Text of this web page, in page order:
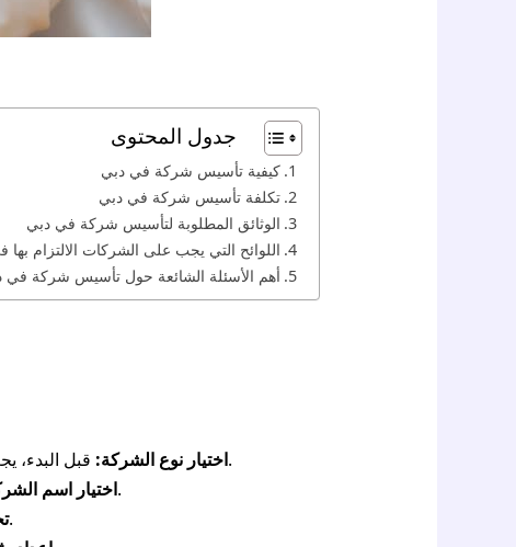
جدول المحتوى
كيفية تأسيس شركة في دبي
تكلفة تأسيس شركة في دبي
الوثائق المطلوبة لتأسيس شركة في دبي
اللوائح التي يجب على الشركات الالتزام
أهم الأسئلة الشائعة حول تأسيس شركة في
اختيار نوع الشركة:قبل البدء، يجب تحديد نوع الشركة التي ترغب في تأسيسها، مثل شركة فردية، شراكة، أو شركة محدودة المسؤولية.
اختيار اسميجب اختيار اسم فريد ولائق للشركة والتأكد من توافقه مع قواعد وأنظمة تسمية الشركات في دبي.
يجب تحديد المساهمين وتحديد حصصهم الرأسمالية في الشركة.